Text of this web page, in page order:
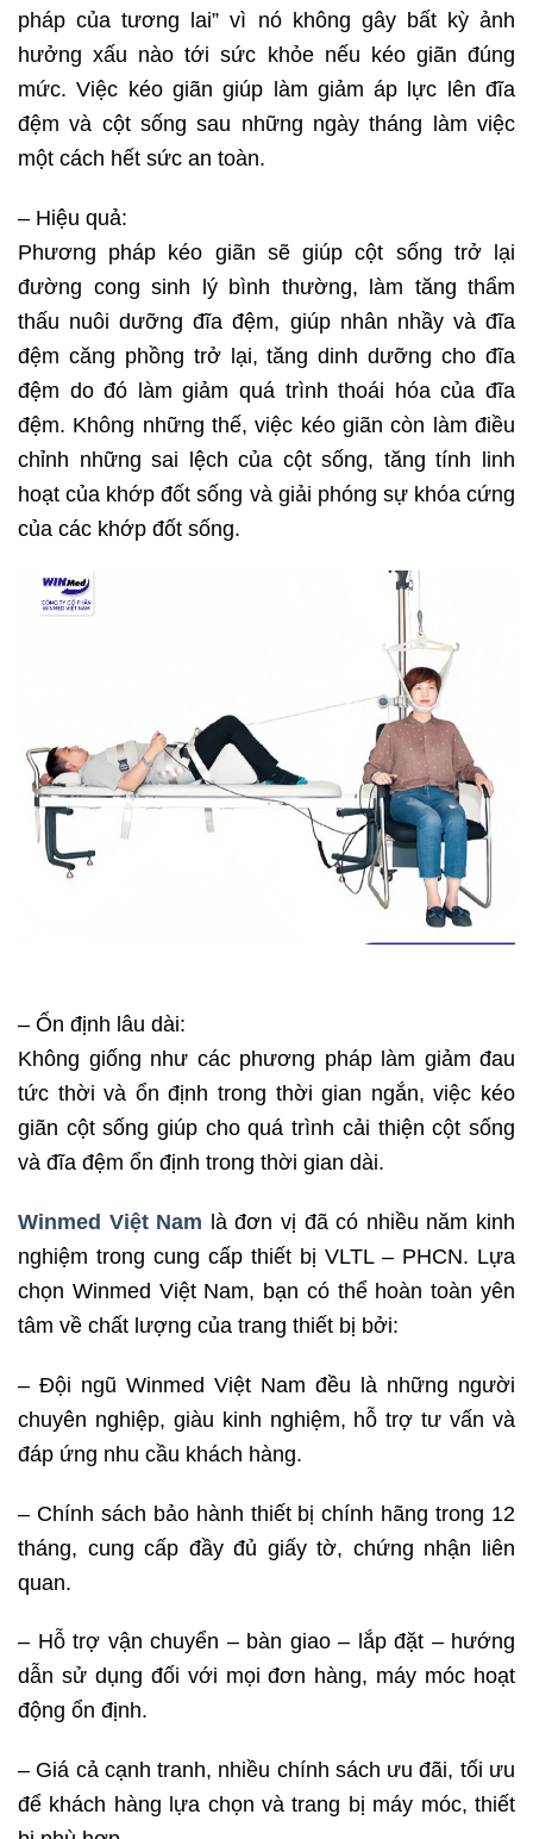
pháp của tương lai” vì nó không gây bất kỳ ảnh
hưởng xấu nào tới sức khỏe nếu kéo giãn đúng
mức. Việc kéo giãn giúp làm giảm áp lực lên đĩa
đệm và cột sống sau những ngày tháng làm việc
một cách hết sức an toàn.
– Hiệu quả:
Phương pháp kéo giãn sẽ giúp cột sống trở lại
đường cong sinh lý bình thường, làm tăng thẩm
thấu nuôi dưỡng đĩa đệm, giúp nhân nhầy và đĩa
đệm căng phồng trở lại, tăng dinh dưỡng cho đĩa
đệm do đó làm giảm quá trình thoái hóa của đĩa
đệm. Không những thế, việc kéo giãn còn làm điều
chỉnh những sai lệch của cột sống, tăng tính linh
hoạt của khớp đốt sống và giải phóng sự khóa cứng
của các khớp đốt sống.
– Ổn định lâu dài:
Không giống như các phương pháp làm giảm đau
tức thời và ổn định trong thời gian ngắn, việc kéo
giãn cột sống giúp cho quá trình cải thiện cột sống
và đĩa đệm ổn định trong thời gian dài.
Winmed Việt Nam là đơn vị đã có nhiều năm kinh
nghiệm trong cung cấp thiết bị VLTL – PHCN. Lựa
chọn Winmed Việt Nam, bạn có thể hoàn toàn yên
tâm về chất lượng của trang thiết bị bởi:
– Đội ngũ Winmed Việt Nam đều là những người
chuyên nghiệp, giàu kinh nghiệm, hỗ trợ tư vấn và
đáp ứng nhu cầu khách hàng.
– Chính sách bảo hành thiết bị chính hãng trong 12
tháng, cung cấp đầy đủ giấy tờ, chứng nhận liên
quan.
– Hỗ trợ vận chuyển – bàn giao – lắp đặt – hướng
dẫn sử dụng đối với mọi đơn hàng, máy móc hoạt
động ổn định.
– Giá cả cạnh tranh, nhiều chính sách ưu đãi, tối ưu
để khách hàng lựa chọn và trang bị máy móc, thiết